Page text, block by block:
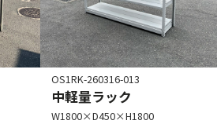
OS1RK-260316-013
中軽量ラック
W1800×D450×H1800